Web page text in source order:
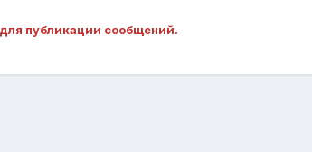
публикации сообщений.